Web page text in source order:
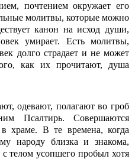
почтением окружает его
молитвы, которые можно
канон на исход души,
умирает. Есть молитвы,
долго страдает и не может
как их прочитают, душа
одевают, полагают во гроб
Псалтирь. Совершаются
храме. В те времена, когда
народу близка и знакома,
телом усопшего пробыл хотя